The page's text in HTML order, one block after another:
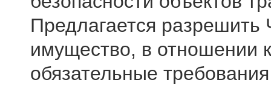
Предлагается
имущество, в отношении
обязательные